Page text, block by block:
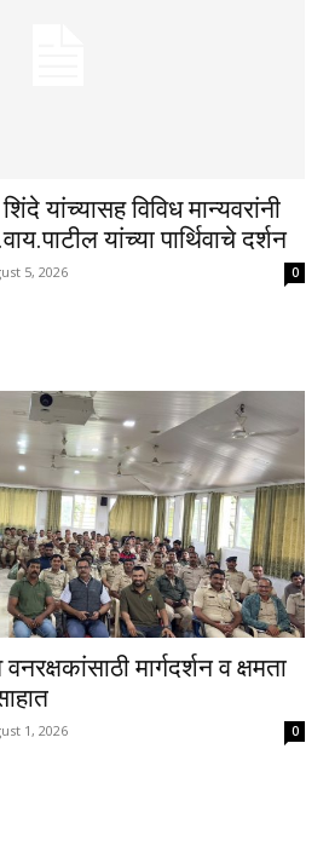
यांच्यासह विविध मान्यवरांनी
यांच्या पार्थिवाचे दर्शन
5, 2026 0
मार्गदर्शन व क्षमता
1, 2026 0